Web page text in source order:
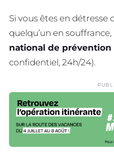
Si vous êtes en détresse
quelqu’un en souffrance,
national de
confidentiel, 24h/24).